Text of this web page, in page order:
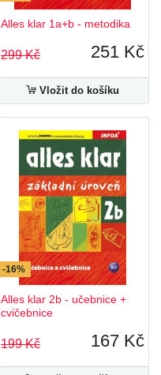
Alles klar 1a+b - metodika
299 Kč 251 Kč
Vložit do košíku
-16%
Alles klar 2b - učebnice +
cvičebnice
199 Kč 167 Kč